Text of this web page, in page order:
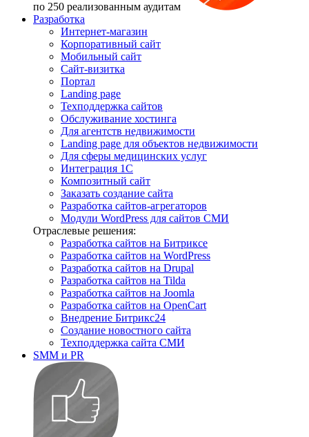
по 250 реализованным аудитам
Разработка
Интернет-магазин
Корпоративный сайт
Мобильный сайт
Сайт-визитка
Портал
Landing page
Техподдержка сайтов
Обслуживание хостинга
Для агентств недвижимости
Landing page для объектов недвижимости
Для сферы медицинских услуг
Интеграция 1С
Композитный сайт
Заказать создание сайта
Разработка сайтов-агрегаторов
Модули WordPress для сайтов СМИ
Отраслевые решения:
Разработка сайтов на Битриксе
Разработка сайтов на WordPress
Разработка сайтов на Drupal
Разработка сайтов на Tilda
Разработка сайтов на Joomla
Разработка сайтов на OpenCart
Внедрение Битрикс24
Создание новостного сайта
Техподдержка сайта СМИ
SMM и PR